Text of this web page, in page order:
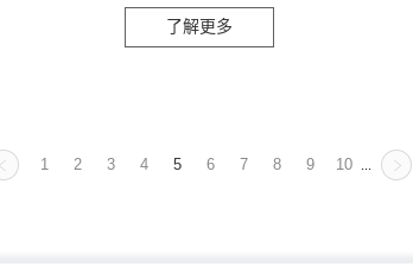
元 散装：380元/斤六堡茶是享誉1500多年历史的中国名茶，清
暖胃养胃，帮助消化、消滞除胀、清热化湿、降脂养颜等多种保
了解更多
1 2 3 4 5 6 7 8 9 10 ...